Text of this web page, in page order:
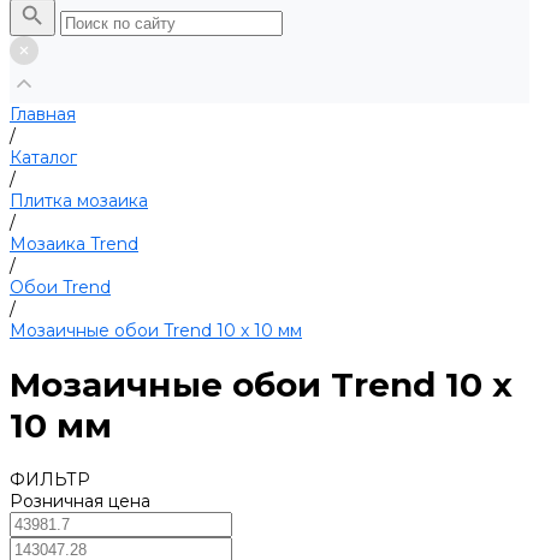
Главная
/
Каталог
/
Плитка мозаика
/
Мозаика Trend
/
Обои Trend
/
Мозаичные обои Trend 10 х 10 мм
Мозаичные обои Trend 10 х
10 мм
ФИЛЬТР
Розничная цена